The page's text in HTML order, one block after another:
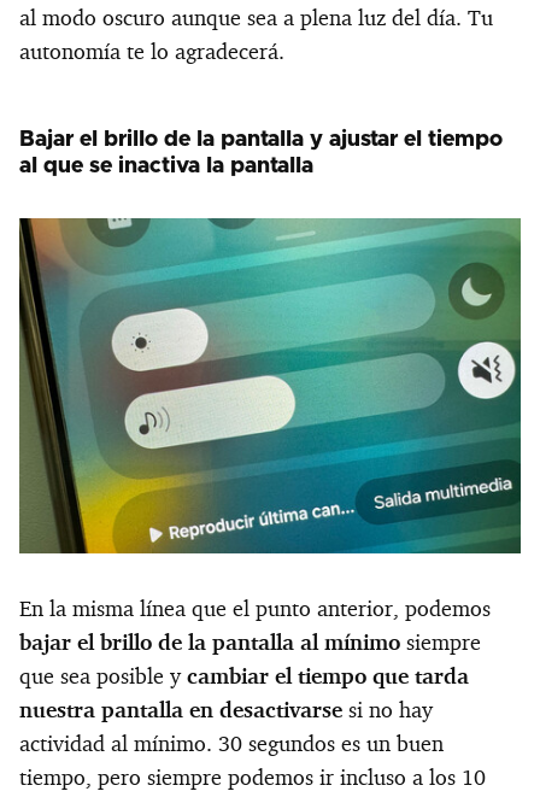
al modo oscuro aunque sea a plena luz del día. Tu
autonomía te lo agradecerá.
Bajar el brillo de la pantalla y ajustar el tiempo
al que se inactiva la pantalla
En la misma línea que el punto anterior, podemos
bajar el brillo de la pantalla al mínimo siempre
que sea posible ycambiar el tiempo que tarda
nuestra pantalla en desactivarse si no hay
actividad al mínimo. 30 segundos es un buen
tiempo, pero siempre podemos ir incluso a los 10